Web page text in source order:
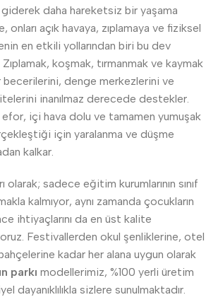
giderek daha hareketsiz bir yaşama
açık havaya, zıplamaya ve fiziksel
en etkili yollarından biri bu dev
koşmak, tırmanmak ve kaymak
becerilerini, denge merkezlerini ve
inanılmaz derecede destekler.
içi hava dolu ve tamamen yumuşak
için yaralanma ve düşme
kalkar.
sadece eğitim kurumlarının sınıf
kalmıyor, aynı zamanda çocukların
ihtiyaçlarını da en üst kalite
Festivallerden okul şenliklerine, otel
kadar her alana uygun olarak
parkı modellerimiz, %100 yerli üretim
dayanıklılıkla sizlere sunulmaktadır.